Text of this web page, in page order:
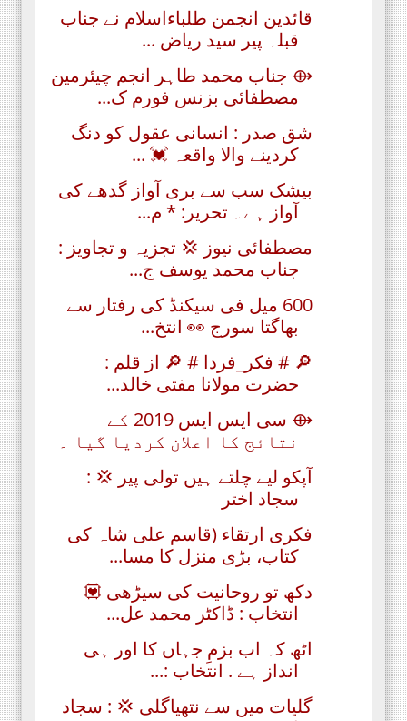
قائدین انجمن طلباءاسلام نے جناب
قبلہ پیر سید ریاض ...
⟴ جناب محمد طاہر انجم چیئرمین
مصطفائی بزنس فورم ک...
شق صدر : انسانی عقول کو دنگ
کردینے والا واقعہ 💓 ...
بیشک سب سے بری آواز گدھے کی
آواز ہے۔ تحریر: * م...
مصطفائی نیوز 💢 تجزیہ و تجاویز :
جناب محمد یوسف ج...
600 ﻣﯿﻞ ﻓﯽ ﺳﯿﮑﻨﮉ ﮐﯽ ﺭﻓﺘﺎﺭ ﺳﮯ
بھاگتا سورج 👀 انتخ...
🔎 # فکر_فردا # 🔎 از قلم :
حضرت مولانا مفتی خالد...
⟴ سی ایس ایس 2019 کے
نتائج کا اعلان کردیا گیا ۔
آپکو لیے چلتے ہیں تولی پیر 💢 :
سجاد اختر
فکری ارتقاء (قاسم علی شاہ کی
کتاب، بڑی منزل کا مسا...
دکھ تو روحانیت کی سیڑھی 💟
انتخاب : ڈاکٹر محمد عل...
اٹھ کہ اب بزمِ جہاں کا اور ہی
انداز ہے . انتخاب :...
گلیات میں سے نتھیاگلی 💢 : سجاد